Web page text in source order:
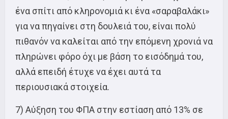
ένα σπίτι από κληρονομιά κι ένα «σαραβαλάκι»
για να πηγαίνει στη δουλειά του, είναι πολύ
πιθανόν να καλείται από την επόμενη χρονιά να
πληρώνει φόρο όχι με βάση το εισόδημά του,
αλλά επειδή έτυχε να έχει αυτά τα
περιουσιακά στοιχεία.
7) Αύξηση του ΦΠΑ στην εστίαση από 13% σε